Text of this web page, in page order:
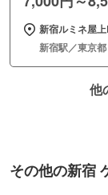
新宿ルミネ屋
新宿駅／東京都
他
その他の新宿